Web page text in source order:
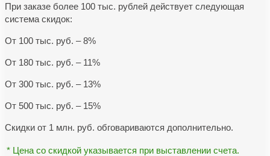
При заказе более 100 тыс. рублей действует следующая
система скидок:
От 100 тыс. руб. – 8%
От 180 тыс. руб. – 11%
От 300 тыс. руб. – 13%
От 500 тыс. руб. – 15%
Скидки от 1 млн. руб. обговариваются дополнительно.
* Цена со скидкой указывается при выставлении счета.